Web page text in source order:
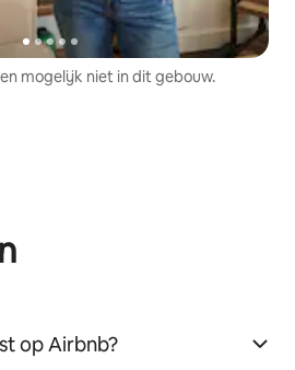
mogelijk niet in dit gebouw.
op Airbnb?